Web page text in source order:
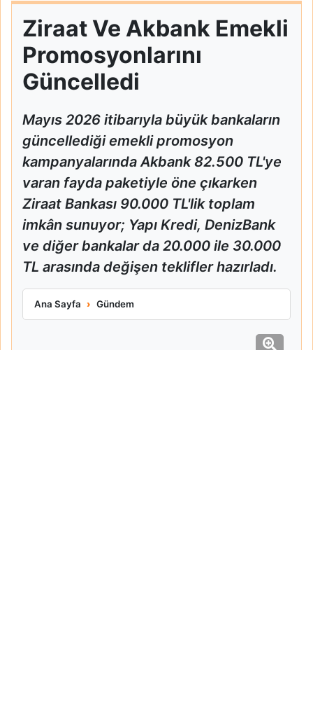
Ziraat Ve Akbank Emekli
Promosyonlarını
Güncelledi
Mayıs 2026 itibarıyla büyük bankaların
güncellediği emekli promosyon
kampanyalarında Akbank 82.500 TL'ye
varan fayda paketiyle öne çıkarken
Ziraat Bankası 90.000 TL'lik toplam
imkân sunuyor; Yapı Kredi, DenizBank
ve diğer bankalar da 20.000 ile 30.000
TL arasında değişen teklifler hazırladı.
Ana Sayfa Gündem
Ziraat Ve Akbank Emekli Promosyonlarını Güncelledi